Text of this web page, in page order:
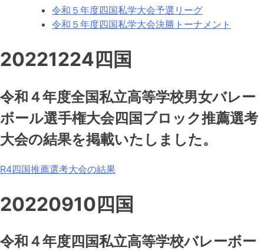
令和５年度四国私学大会予選リーグ
令和５年度四国私学大会決勝トーナメント
20221224四国
令和４年度全国私立高等学校男女バレー
ボール選手権大会四国ブロック推薦選考
大会の結果を掲載いたしました。
R4四国推薦選考大会の結果
20220910四国
令和４年度四国私立高等学校バレーボー